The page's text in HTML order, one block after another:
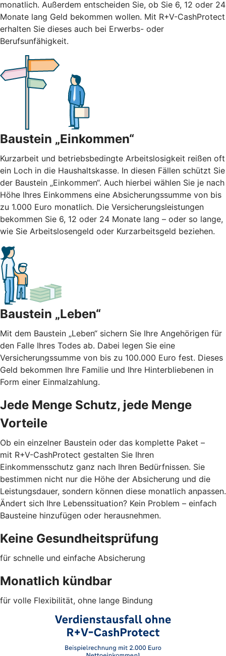
monatlich. Außerdem entscheiden Sie, ob Sie 6, 12 oder 24
Monate lang Geld bekommen wollen. Mit R+V-CashProtect
erhalten Sie dieses auch bei Erwerbs- oder
Berufsunfähigkeit.
Baustein „Einkommen“
Kurzarbeit und betriebsbedingte Arbeitslosigkeit reißen oft
ein Loch in die Haushaltskasse. In diesen Fällen schützt Sie
der Baustein „Einkommen“. Auch hierbei wählen Sie je nach
Höhe Ihres Einkommens eine Absicherungssumme von bis
zu 1.000 Euro monatlich. Die Versicherungsleistungen
bekommen Sie 6, 12 oder 24 Monate lang – oder so lange,
wie Sie Arbeitslosengeld oder Kurzarbeitsgeld beziehen.
Baustein „Leben“
Mit dem Baustein „Leben“ sichern Sie Ihre Angehörigen für
den Falle Ihres Todes ab. Dabei legen Sie eine
Versicherungssumme von bis zu 100.000 Euro fest. Dieses
Geld bekommen Ihre Familie und Ihre Hinterbliebenen in
Form einer Einmalzahlung.
Jede Menge Schutz, jede Menge
Vorteile
Ob ein einzelner Baustein oder das komplette Paket –
mit R+V-CashProtect gestalten Sie Ihren
Einkommensschutz ganz nach Ihren Bedürfnissen. Sie
bestimmen nicht nur die Höhe der Absicherung und die
Leistungsdauer, sondern können diese monatlich anpassen.
Ändert sich Ihre Lebenssituation? Kein Problem – einfach
Bausteine hinzufügen oder herausnehmen.
Keine Gesundheitsprüfung
für schnelle und einfache Absicherung
Monatlich kündbar
für volle Flexibilität, ohne lange Bindung